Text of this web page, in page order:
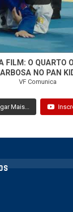
FILM: O QUARTO
NO PAN
VF Comunica
Mais...